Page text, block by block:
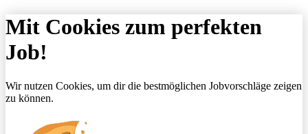
Mit Cookies zum perfekten
Job!
Wir nutzen Cookies, um dir die bestmöglichen Jobvorschläge zeigen
zu können.